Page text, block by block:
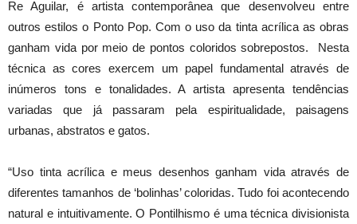
Re Aguilar, é artista contemporânea que desenvolveu entre
outros estilos o Ponto Pop. Com o uso da tinta acrílica as obras
ganham vida por meio de pontos coloridos sobrepostos. Nesta
técnica as cores exercem um papel fundamental através de
inúmeros tons e tonalidades. A artista apresenta tendências
variadas que já passaram pela espiritualidade, paisagens
urbanas, abstratos e gatos.
“Uso tinta acrílica e meus desenhos ganham vida através de
diferentes tamanhos de ‘bolinhas’ coloridas. Tudo foi acontecendo
natural e intuitivamente. O Pontilhismo é uma técnica divisionista